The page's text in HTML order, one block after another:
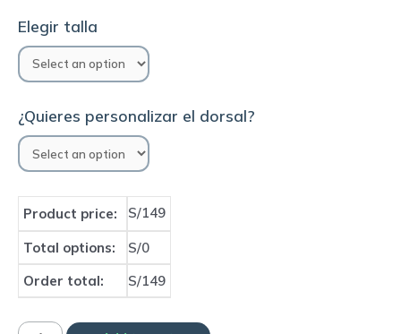
Elegir talla
¿Quieres personalizar el dorsal?
Product price: S/149
Total options:
S/0
Order total:
S/149